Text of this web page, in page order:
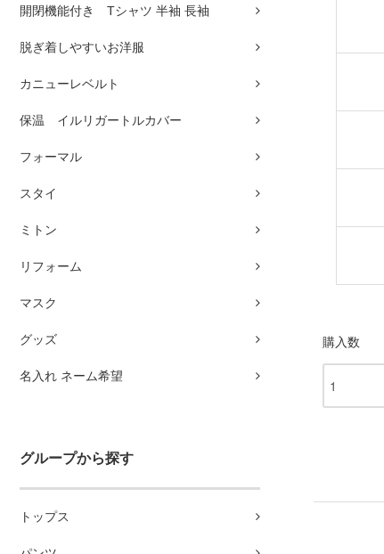
開閉機能付き Tシャツ 半袖 長袖
脱ぎ着しやすいお洋服
カニューレベルト
保温 イルリガートルカバー
フォーマル
スタイ
ミトン
リフォーム
マスク
グッズ
名入れ ネーム希望
グループから探す
トップス
購入数